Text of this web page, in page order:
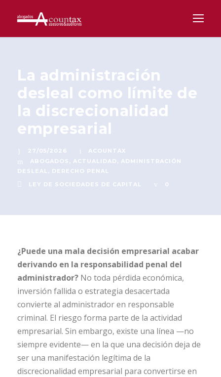
La administración
desleal como límite de
la discrecionalidad
empresarial
27/05/2026
ACOUNTAX
ABOGADOS , ACTUALIDAD , ADMINISTRACIÓN
DESLEAL , DERECHO PENAL
LEY DE SOCIEDADES DE CAPITAL
0
¿Puede una mala decisión empresarial acabar
derivando en la responsabilidad penal del
administrador? No toda pérdida económica,
inversión fallida o estrategia desacertada
convierte al administrador en responsable
criminal. El riesgo forma parte de la actividad
empresarial. Sin embargo, existe una línea —no
siempre evidente— en la que una decisión deja de
ser una manifestación legítima de la
discrecionalidad empresarial para convertirse en